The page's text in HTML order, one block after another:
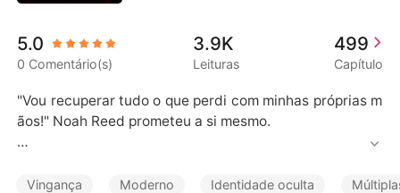
Baixar App
Bilionários
5.0
0 Comentário(s)
3.9K
Leituras
499
Capítulo
"Vou recuperar tudo o que perdi com minhas próprias m
ãos!" Noah Reed prometeu a si mesmo.
sem teto. Não tinha para onde ir e vagou pelas ruas por
Vingança Moderno Identidade oculta